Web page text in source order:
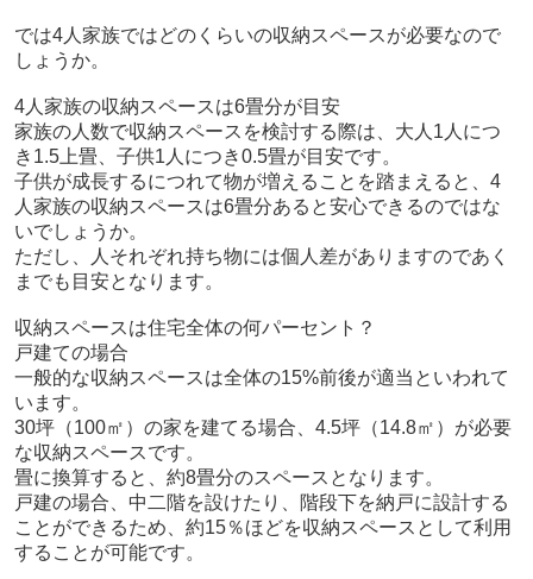
では4人家族ではどのくらいの収納スペースが必要なので
しょうか。
4人家族の収納スペースは6畳分が目安
家族の人数で収納スペースを検討する際は、大人1人につ
き1.5上畳、子供1人につき0.5畳が目安です。
子供が成長するにつれて物が増えることを踏まえると、4
人家族の収納スペースは6畳分あると安心できるのではな
いでしょうか。
ただし、人それぞれ持ち物には個人差がありますのであく
までも目安となります。
収納スペースは住宅全体の何パーセント？
戸建ての場合
一般的な収納スペースは全体の15%前後が適当といわれて
います。
30坪（100㎡）の家を建てる場合、4.5坪（14.8㎡）が必要
な収納スペースです。
畳に換算すると、約8畳分のスペースとなります。
戸建の場合、中二階を設けたり、階段下を納戸に設計する
ことができるため、約15％ほどを収納スペースとして利用
することが可能です。